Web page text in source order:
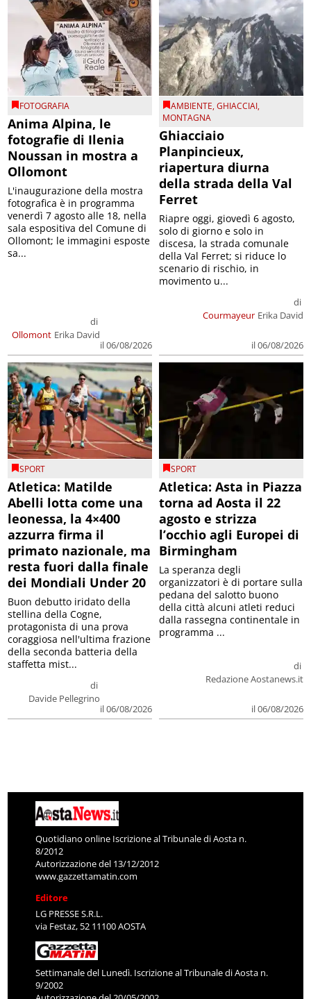
FOTOGRAFIA
Anima Alpina, le
fotografie di Ilenia
Noussan in mostra a
Ollomont
Ollomont
di
Erika David
il 06/08/2026
L'inaugurazione della mostra
fotografica è in programma
venerdì 7 agosto alle 18, nella
sala espositiva del Comune di
Ollomont; le immagini esposte
sa...
AMBIENTE,GHIACCIAI,
MONTAGNA
Ghiacciaio
Planpincieux,
riapertura diurna
della strada della Val
Ferret
Courmayeur
di
Erika David
il 06/08/2026
Riapre oggi, giovedì 6 agosto,
solo di giorno e solo in
discesa, la strada comunale
della Val Ferret; si riduce lo
scenario di rischio, in
movimento u...
SPORT
Atletica: Matilde
Abelli lotta come una
leonessa, la 4×400
azzurra firma il
primato nazionale, ma
resta fuori dalla finale
dei Mondiali Under 20
di
Davide Pellegrino
il 06/08/2026
Buon debutto iridato della
stellina della Cogne,
protagonista di una prova
coraggiosa nell'ultima frazione
della seconda batteria della
staffetta mist...
SPORT
Atletica: Asta in Piazza
torna ad Aosta il 22
agosto e strizza
l’occhio agli Europei di
Birmingham
di
Redazione Aostanews.it
il 06/08/2026
La speranza degli
organizzatori è di portare sulla
pedana del salotto buono
della città alcuni atleti reduci
dalla rassegna continentale in
programma ...
Quotidiano online Iscrizione al Tribunale di Aosta n.
8/2012
Autorizzazione del 13/12/2012
www.gazzettamatin.com
Editore
LG PRESSE S.R.L.
via Festaz, 52 11100 AOSTA
Settimanale del Lunedì. Iscrizione al Tribunale di Aosta n.
9/2002